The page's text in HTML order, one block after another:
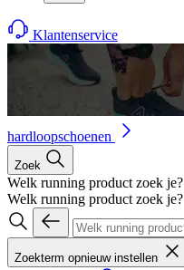
Klantenservice
hardloopschoenen
Zoek
Welk running product zoek je?
Welk running product zoek je?
Zoekterm opnieuw instellen